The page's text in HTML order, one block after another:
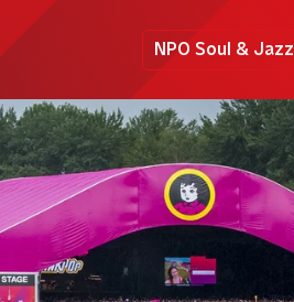
NPO Soul & Jazz